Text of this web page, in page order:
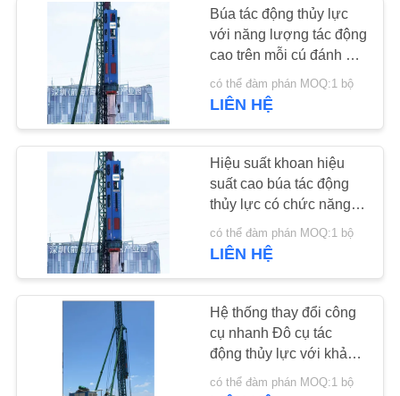
TRANG
WEB
PRIVACY
POLICY
Trình điều khiển cọc
máy xúc mini
38
Thiết bị đóng cọc bê
tông
30
Búa tác động thủy lực
với năng lượng tác động
cao trên mỗi cú đánh và
vận hành thân thiện với
môi trường ít tiếng ồn –
HDY22 để đóng cọc
có thể đàm phán MOQ:1 bộ
LIÊN HỆ
Hiệu suất khoan hiệu
suất cao búa tác động
thủy lực có chức năng
điều khiển vị trí chính
xác & Bộ máy xoay đầy
có thể đàm phán MOQ:1 bộ
LIÊN HỆ
Hệ thống thay đổi công
cụ nhanh Đô cụ tác
động thủy lực với khả
năng vận hành không
có thể đàm phán MOQ:1 bộ